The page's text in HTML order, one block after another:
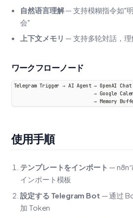
自然语言理解— 支持模糊指令如"
会"
上下文メモリ — 支持多轮対話，
ワークフローノード
Telegram Trigger → AI Agent → OpenAI Chat
→ Google
→ Memory
使用手順
テンプレートをインポート — n8n
インポート模板
設定する Telegram Bot — 通过
加 Token